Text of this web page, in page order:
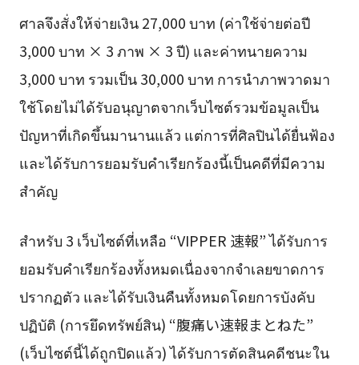
ศาลจึงสั่งให้จ่ายเงิน 27,000 บาท (ค่าใช้จ่ายต่อปี
3,000 บาท × 3 ภาพ × 3 ปี) และค่าทนายความ
3,000 บาท รวมเป็น 30,000 บาท การนำภาพวาดมา
ใช้โดยไม่ได้รับอนุญาตจากเว็บไซต์รวมข้อมูลเป็น
ปัญหาที่เกิดขึ้นมานานแล้ว แต่การที่ศิลปินได้ยื่นฟ้อง
และได้รับการยอมรับคำเรียกร้องนี้เป็นคดีที่มีความ
สำคัญ
สำหรับ 3 เว็บไซต์ที่เหลือ “VIPPER 速報” ได้รับการ
ยอมรับคำเรียกร้องทั้งหมดเนื่องจากจำเลยขาดการ
ปรากฏตัว และได้รับเงินคืนทั้งหมดโดยการบังคับ
ปฏิบัติ (การยึดทรัพย์สิน) “腹痛い速報まとねた”
(เว็บไซต์นี้ได้ถูกปิดแล้ว) ได้รับการตัดสินคดีชนะใน